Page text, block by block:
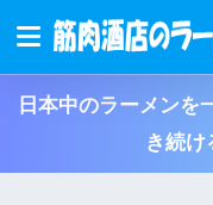
日本中のラーメンを
き続け